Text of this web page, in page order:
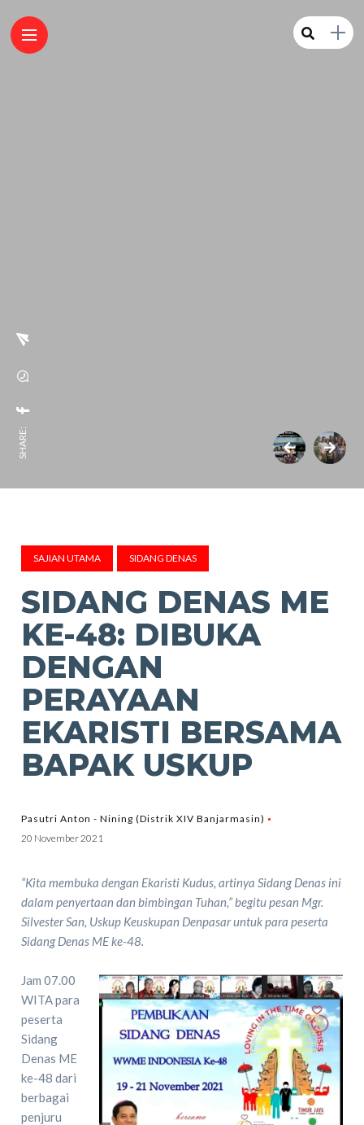
SHARE:
SAJIAN UTAMA SIDANG DENAS
SIDANG DENAS ME
KE-48: DIBUKA
DENGAN
PERAYAAN
EKARISTI BERSAMA
BAPAK USKUP
Pasutri Anton - Nining (Distrik XIV Banjarmasin)
20 November 2021
“Kita membuka dengan Ekaristi Kudus, artinya Sidang Denas ini
dalam penyertaan dan bimbingan Tuhan,” begitu pesan Mgr.
Silvester San, Uskup Keuskupan Denpasar untuk para peserta
Sidang Denas ME ke-48.
Jam 07.00
WITA para
peserta
Sidang
Denas ME
ke-48 dari
berbagai
penjuru